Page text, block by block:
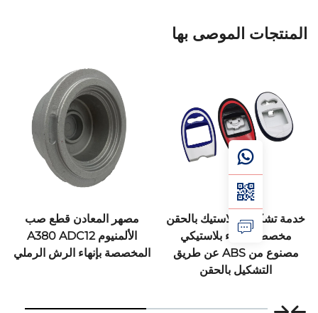
الموصى بها
البلاستيك بالحقن
غطاء بلاستيكي
مصنوع من ABS عن طريق
بالحقن
مصهر المعادن قطع صب
الألمنيوم A380 ADC12
المخصصة بإنهاء الرش الرملي
تصنيع
من
الرملي